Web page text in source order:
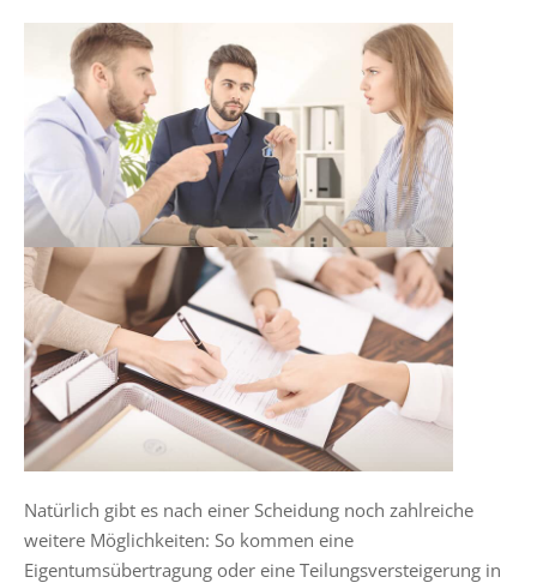
Natürlich gibt es nach einer Scheidung noch zahlreiche
weitere Möglichkeiten: So kommen eine
Eigentumsübertragung oder eine Teilungsversteigerung in